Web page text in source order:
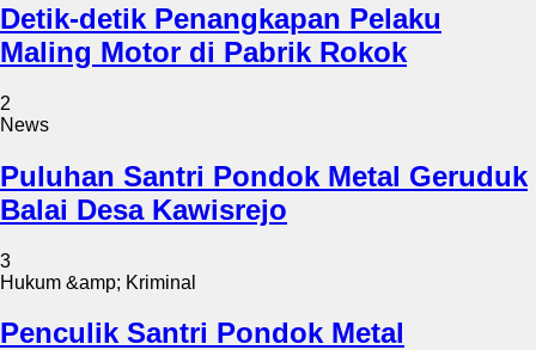
Detik-detik Penangkapan Pelaku
Maling Motor di Pabrik Rokok
2
News
Puluhan Santri Pondok Metal Geruduk
Balai Desa Kawisrejo
3
Hukum &amp; Kriminal
Penculik Santri Pondok Metal